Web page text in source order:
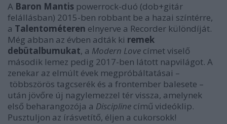
A Baron Mantis powerrock-duó (dob+gitár
felállásban) 2015-ben robbant be a hazai színtérre,
a Talentométeren elnyerve a Recorder különdíját.
Még abban az évben adták ki remek
debütalbumukat, a Modern Love címet viselő
második lemez pedig 2017-ben látott napvilágot. A
zenekar az elmúlt évek megpróbáltatásai –
többszörös tagcserék és a frontember balesete –
után jövőre új nagylemezzel tér vissza, amelynek
első beharangozója a Discipline című videóklip.
Pusztuljon az írásvetítő, éljen a cukorsokk!